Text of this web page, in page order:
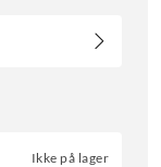
Ikke på lager